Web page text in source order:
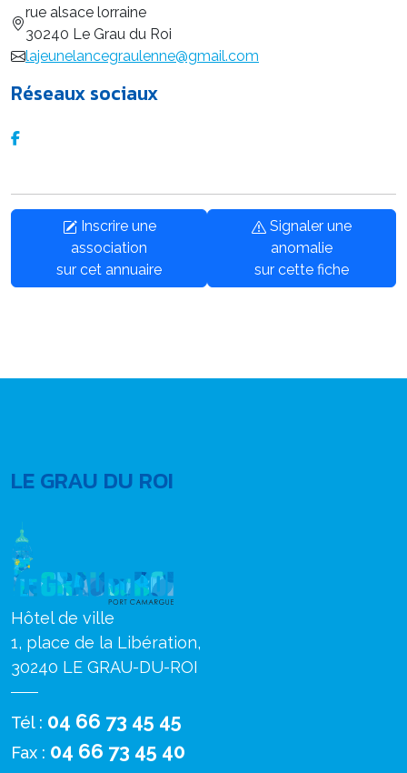
rue alsace lorraine
30240 Le Grau du Roi
lajeunelancegraulenne@gmail.com
Réseaux sociaux
Inscrire une
association
sur cet annuaire
Signaler une
anomalie
sur cette fiche
LE GRAU DU ROI
Hôtel de ville
1, place de la Libération,
30240 LE GRAU-DU-ROI
Tél : 04 66 73 45 45
Fax : 04 66 73 45 40